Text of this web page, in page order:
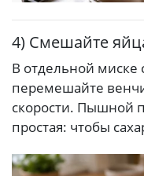
4) Смешайте
В отдельной миске
перемешайте
скорости. Пышной
простая: чтобы